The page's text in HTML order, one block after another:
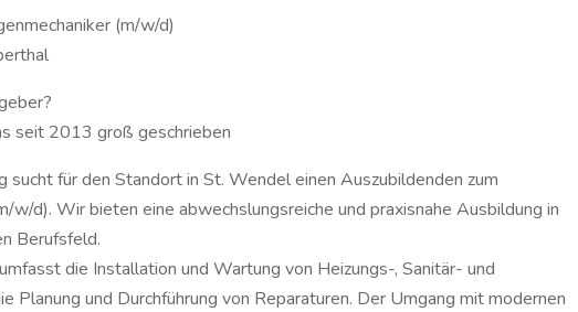
(m/w/d)
seit 2013 groß geschrieben
sucht für den Standort in St. Wendel einen Auszubildenden zum
w/d). Wir bieten eine abwechslungsreiche und praxisnahe Ausbildung in
Berufsfeld.
die Installation und Wartung von Heizungs-, Sanitär- und
Planung und Durchführung von Reparaturen. Der Umgang mit modernen